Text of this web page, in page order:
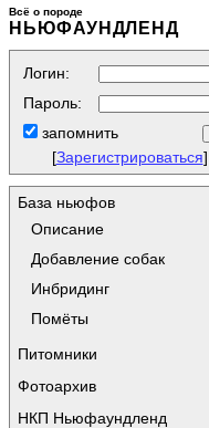
Всё о породе
НЬЮФАУНДЛЕНД
Логин:
Пароль:
запомнить
[Зарегистрироваться]
База ньюфов
Описание
Добавление собак
Инбридинг
Помёты
Питомники
Фотоархив
НКП Ньюфаундленд